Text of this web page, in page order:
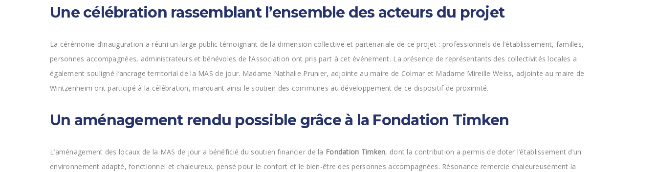
Une célébration rassemblant l’ensemble des acteurs du projet
La cérémonie d’inauguration a réuni un large public témoignant de la dimension collective et partenariale de ce projet : professionnels de l’établissement, familles,
personnes accompagnées, administrateurs et bénévoles de l’Association ont pris part à cet événement. La présence de représentants des collectivités locales a
également souligné l’ancrage territorial de la MAS de jour. Madame Nathalie Prunier, adjointe au maire de Colmar et Madame Mireille Weiss, adjointe au maire de
Wintzenheim ont participé à la célébration, marquant ainsi le soutien des communes au développement de ce dispositif de proximité.
Un aménagement rendu possible grâce à la Fondation Timken
L’aménagement des locaux de la MAS de jour a bénéficié du soutien financier de la Fondation Timken, dont la contribution a permis de doter l’établissement d’un
environnement adapté, fonctionnel et chaleureux, pensé pour le confort et le bien-être des personnes accompagnées. Résonance remercie chaleureusement la